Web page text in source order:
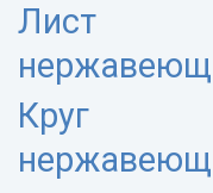
Лист
Круг